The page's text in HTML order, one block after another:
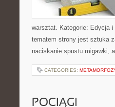
warsztat. Kategorie: Edycja
tematem strony jest sztuka
naciskanie spustu migawki,
CATEGORIES:
POCIĄGI